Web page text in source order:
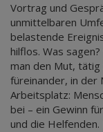
Vortrag und
unmittelbaren
belastende
hilflos. Was
man den Mut,
füreinander, in der
Arbeitsplatz:
bei – ein Gewinn
und die